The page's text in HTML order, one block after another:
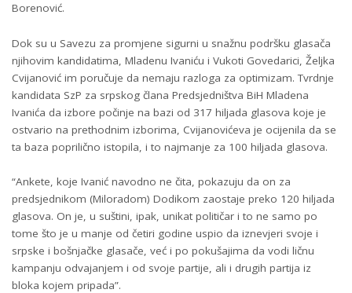
Borenović.
Dok su u Savezu za promjene sigurni u snažnu podršku glasača
njihovim kandidatima, Mladenu Ivaniću i Vukoti Govedarici, Željka
Cvijanović im poručuje da nemaju razloga za optimizam. Tvrdnje
kandidata SzP za srpskog člana Predsjedništva BiH Mladena
Ivanića da izbore počinje na bazi od 317 hiljada glasova koje je
ostvario na prethodnim izborima, Cvijanovićeva je ocijenila da se
ta baza poprilično istopila, i to najmanje za 100 hiljada glasova.
“Ankete, koje Ivanić navodno ne čita, pokazuju da on za
predsjednikom (Miloradom) Dodikom zaostaje preko 120 hiljada
glasova. On je, u suštini, ipak, unikat političar i to ne samo po
tome što je u manje od četiri godine uspio da iznevjeri svoje i
srpske i bošnjačke glasače, već i po pokušajima da vodi ličnu
kampanju odvajanjem i od svoje partije, ali i drugih partija iz
bloka kojem pripada”.